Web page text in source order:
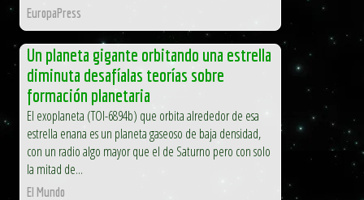
EuropaPress
Un planeta gigante orbitando una estrella
diminuta desafíalas teorías sobre
formación planetaria
El exoplaneta (TOI-6894b) que orbita alrededor de esa
estrella enana es un planeta gaseoso de baja densidad,
con un radio algo mayor que el de Saturno pero con solo
la mitad de...
El Mundo